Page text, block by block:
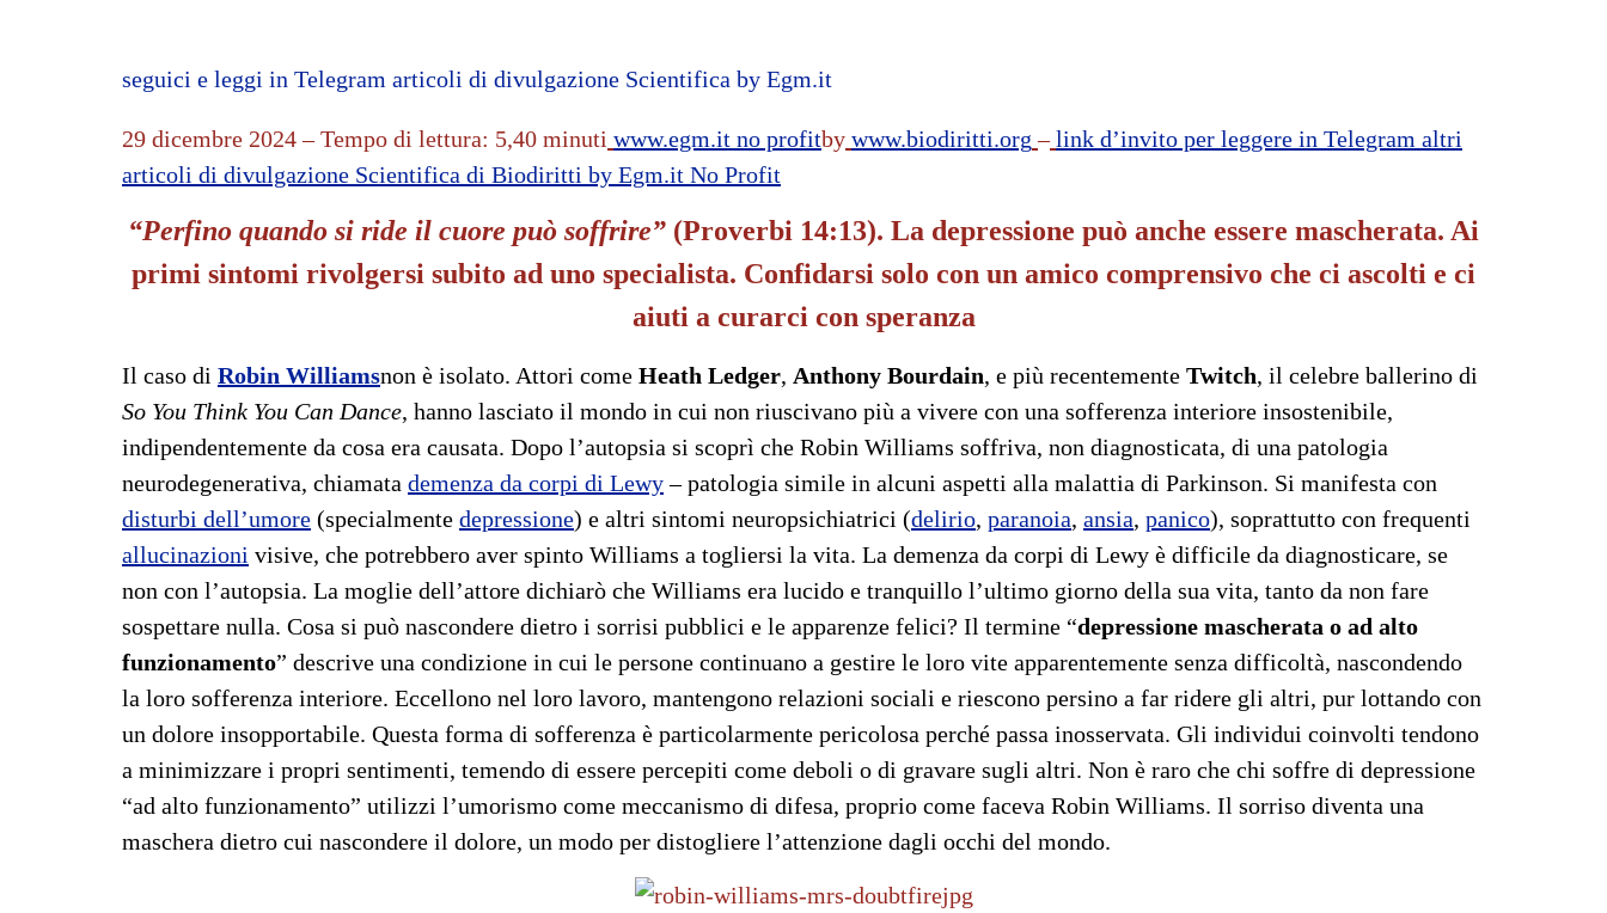
seguici e leggi in Telegram articoli di divulgazione Scientifica by Egm.it
29 dicembre 2024 –Tempo di lettura: 5,40 minuti www.egm.it no profitby www.biodiritti.org – link d’invito per leggere in Telegram altri
articoli di divulgazione Scientifica di Biodiritti by Egm.it No Profit
“Perfino quando si ride il cuore può soffrire” (Proverbi 14:13). La depressione può anche essere mascherata. Ai
primi sintomi rivolgersi subito ad uno specialista. Confidarsi solo con un amico comprensivo che ci ascolti e ci
aiuti a curarci con speranza
Il caso di Robin Williamsnon è isolato. Attori come Heath Ledger, Anthony Bourdain, e più recentemente Twitch, il celebre ballerino di
So You Think You Can Dance, hanno lasciato il mondo in cui non riuscivano più a vivere con una sofferenza interiore insostenibile,
indipendentemente da cosa era causata. Dopo l’autopsia si scoprì che Robin Williams soffriva, non diagnosticata, di una patologia
neurodegenerativa, chiamata demenza da corpi di Lewy– patologia simile in alcuni aspetti alla malattia di Parkinson. Si manifesta con
disturbi dell’umore (specialmente depressione) e altri sintomi neuropsichiatrici (delirio, paranoia, ansia, panico), soprattutto con frequenti
allucinazioni visive, che potrebbero aver spinto Williams a togliersi la vita. La demenza da corpi di Lewy è difficile da diagnosticare, se
non con l’autopsia. La moglie dell’attore dichiarò che Williams era lucido e tranquillo l’ultimo giorno della sua vita, tanto da non fare
sospettare nulla. Cosa si può nascondere dietro i sorrisi pubblici e le apparenze felici? Il termine “depressione mascherata o ad alto
funzionamento” descrive una condizione in cui le persone continuano a gestire le loro vite apparentemente senza difficoltà, nascondendo
la loro sofferenza interiore. Eccellono nel loro lavoro, mantengono relazioni sociali e riescono persino a far ridere gli altri, pur lottando con
un dolore insopportabile. Questa forma di sofferenza è particolarmente pericolosa perché passa inosservata. Gli individui coinvolti tendono
a minimizzare i propri sentimenti, temendo di essere percepiti come deboli o di gravare sugli altri. Non è raro che chi soffre di depressione
“ad alto funzionamento” utilizzi l’umorismo come meccanismo di difesa, proprio come faceva Robin Williams. Il sorriso diventa una
maschera dietro cui nascondere il dolore, un modo per distogliere l’attenzione dagli occhi del mondo.